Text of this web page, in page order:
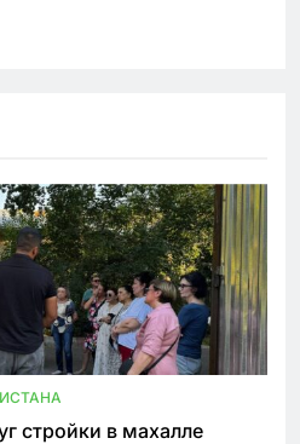
стройки в махалле